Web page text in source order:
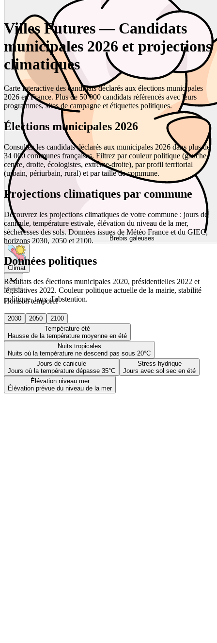
Brebis galeuses
Climat
Horizon temporel
2030 2050
2100
Température été
Hausse de la température moyenne en été
Nuits tropicales
Nuits où la température ne descend pas sous 20°C
Jours de canicule
Jours où la température dépasse 35°C
Stress hydrique
Jours avec sol sec en été
Élévation niveau mer
Élévation prévue du niveau de la mer
Villes Futures — Candidats
municipales 2026 et projections
climatiques
Carte interactive des candidats déclarés aux élections municipales
2026 en France. Plus de 50 000 candidats référencés avec leurs
programmes, sites de campagne et étiquettes politiques.
Élections municipales 2026
Consultez les candidats déclarés aux municipales 2026 dans plus de
34 000 communes françaises. Filtrez par couleur politique (gauche,
centre, droite, écologistes, extrême-droite), par profil territorial
(urbain, périurbain, rural) et par taille de commune.
Projections climatiques par commune
Découvrez les projections climatiques de votre commune : jours de
canicule, température estivale, élévation du niveau de la mer,
sécheresses des sols. Données issues de Météo France et du GIEC,
horizons 2030, 2050 et 2100.
Données politiques
Résultats des élections municipales 2020, présidentielles 2022 et
législatives 2022. Couleur politique actuelle de la mairie, stabilité
politique, taux d'abstention.